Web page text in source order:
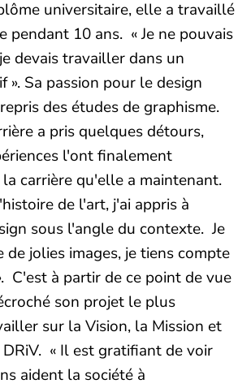
universitaire, elle a travaillé
pendant 10 ans. « Je ne pouvais
devais travailler dans un
». Sa passion pour le design
des études de graphisme.
a pris quelques détours,
l'ont finalement
carrière qu'elle a maintenant.
de l'art, j'ai appris à
sous l'angle du contexte. Je
de jolies images, je tiens compte
C'est à partir de ce point de vue
son projet le plus
sur la Vision, la Mission et
« Il est gratifiant de voir
aident la société à